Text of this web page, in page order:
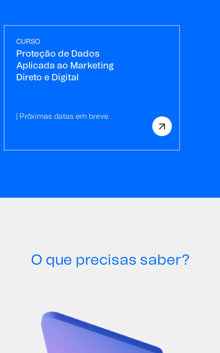
CURSO
Proteção de Dados
Aplicada ao Marketing
Direto e Digital
| Próximas datas em breve
O que precisas saber?